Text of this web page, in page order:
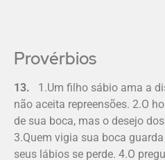
Provérbios
13. 1.Um filho sábio ama a
não aceita repreensões. 2.O
de sua boca, mas o desejo
3.Quem vigia sua boca
seus lábios se perde. 4.O